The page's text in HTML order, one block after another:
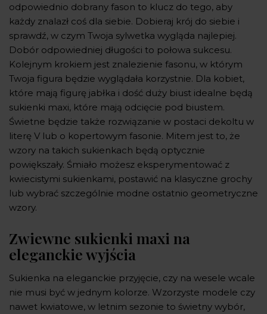
odpowiednio dobrany fason to klucz do tego, aby
każdy znalazł coś dla siebie. Dobieraj krój do siebie i
sprawdź, w czym Twoja sylwetka wygląda najlepiej.
Dobór odpowiedniej długości to połowa sukcesu.
Kolejnym krokiem jest znalezienie fasonu, w którym
Twoja figura będzie wyglądała korzystnie. Dla kobiet,
które mają figurę jabłka i dość duży biust idealne będą
sukienki maxi, które mają odcięcie pod biustem.
Świetne będzie także rozwiązanie w postaci dekoltu w
literę V lub o kopertowym fasonie. Mitem jest to, że
wzory na takich sukienkach będą optycznie
powiększały. Śmiało możesz eksperymentować z
kwiecistymi sukienkami, postawić na klasyczne grochy
lub wybrać szczególnie modne ostatnio geometryczne
wzory.
Zwiewne sukienki maxi na
eleganckie wyjścia
Sukienka na eleganckie przyjęcie, czy na wesele wcale
nie musi być w jednym kolorze. Wzorzyste modele czy
nawet kwiatowe, w letnim sezonie to świetny wybór,